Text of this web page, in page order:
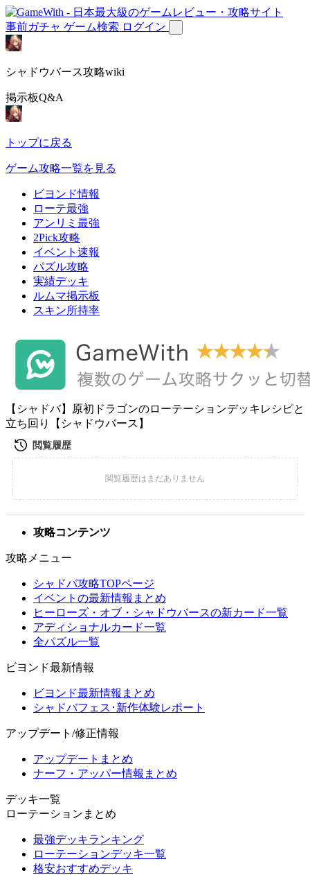
事前ガチャ ゲーム検索 ログイン
シャドウバース攻略wiki
掲示板Q&A
トップに戻る
ゲーム攻略一覧を見る
ビヨンド情報
ローテ最強
アンリミ最強
2Pick攻略
イベント速報
パズル攻略
実績デッキ
ルムマ掲示板
スキン所持率
【シャドバ】原初ドラゴンのローテーションデッキレシピと
立ち回り【シャドウバース】
攻略コンテンツ
攻略メニュー
シャドバ攻略TOPページ
イベントの最新情報まとめ
ヒーローズ・オブ・シャドウバースの新カード一覧
アディショナルカード一覧
全パズル一覧
ビヨンド最新情報
ビヨンド最新情報まとめ
シャドバフェス･新作体験レポート
アップデート/修正情報
アップデートまとめ
ナーフ・アッパー情報まとめ
デッキ一覧
ローテーションまとめ
最強デッキランキング
ローテーションデッキ一覧
格安おすすめデッキ